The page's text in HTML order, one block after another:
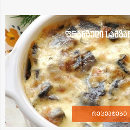
ფრანგული
რეცეპტები